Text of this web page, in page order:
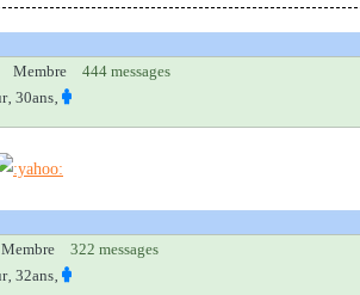
Membre
444 messages
30ans‚
Membre 322 messages
32ans‚